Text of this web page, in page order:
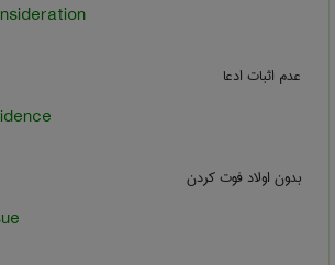
عدم اثبات ادعا
بدون اولاد فوت کردن